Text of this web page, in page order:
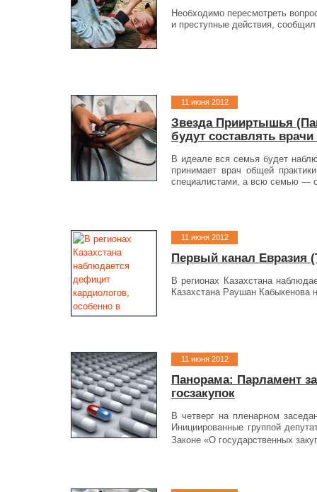
Необходимо пересмотреть
и преступные действия,
11 июня 2012
Звезда Прииртышья
будут составлять
В идеале вся семья будет
принимает врач общей
специалистами, а всю семью —
11 июня 2012
Первый канал Евразия
В регионах Казахстана
Казахстана Раушан Кабыкенова
11 июня 2012
Панорама: Парламент
госзакупок
В четверг на пленарном
Инициированные группой
Законе «О государственных